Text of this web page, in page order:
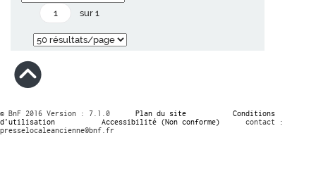
sur 1
© BnF 2016 Version : 7.1.0 Plan du site
Conditions
d’utilisation
Accessibilité (Non conforme)
contact :
presselocaleancienne@bnf.fr